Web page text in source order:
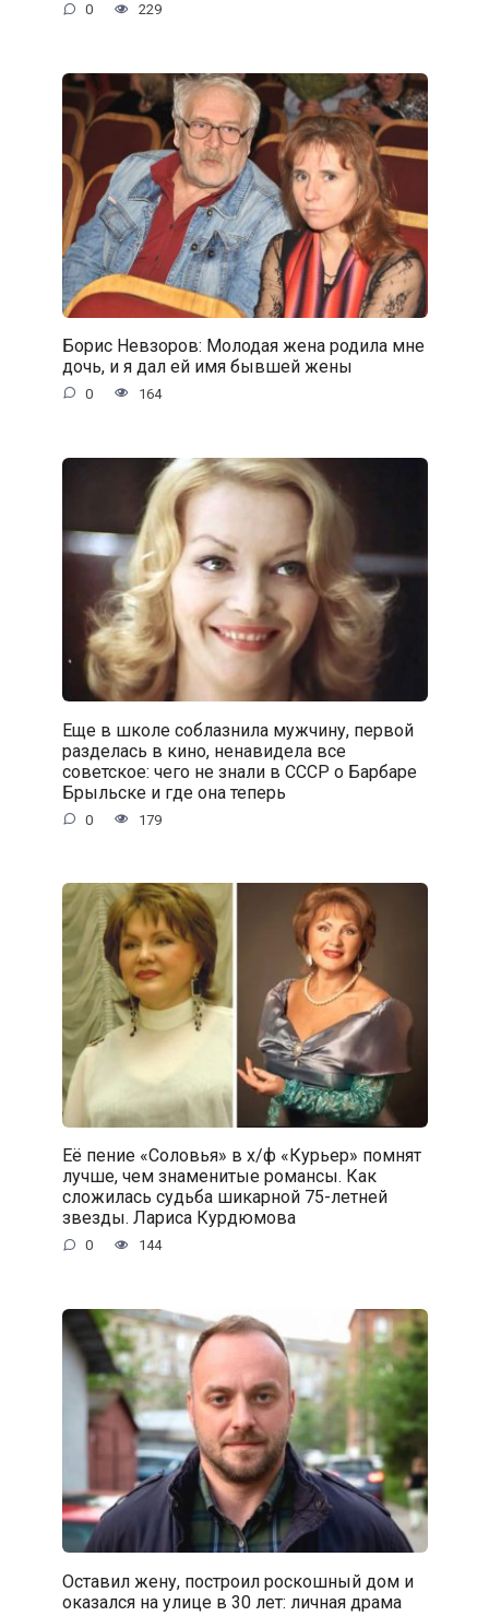
0 229
Борис Невзоров: Молодая жена родила мне
дочь, и я дал ей имя бывшей жены
0 164
Еще в школе соблазнила мужчину, первой
разделась в кино, ненавидела все
советское: чего не знали в СССР о Барбаре
Брыльске и где она теперь
0 179
Её пение «Соловья» в х/ф «Курьер» помнят
лучше, чем знаменитые романсы. Как
сложилась судьба шикарной 75-летней
звезды. Лариса Курдюмова
0 144
Оставил жену, построил роскошный дом и
оказался на улице в 30 лет: личная драма